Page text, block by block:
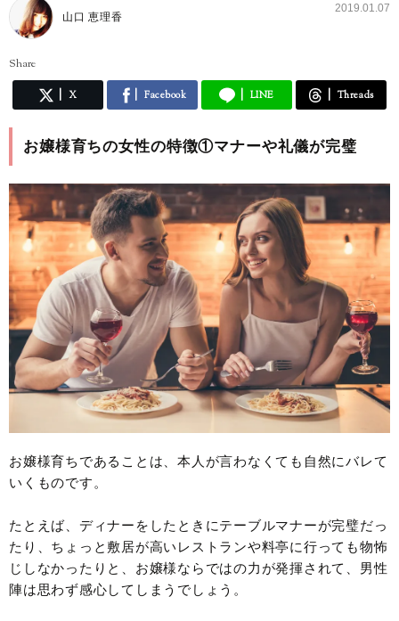
山口 恵理香
2019.01.07
Share
X Facebook LINE Threads
お嬢様育ちの女性の特徴①マナーや礼儀が完璧
お嬢様育ちであることは、本人が言わなくても自然にバレて
いくものです。
たとえば、ディナーをしたときにテーブルマナーが完璧だっ
たり、ちょっと敷居が高いレストランや料亭に行っても物怖
じしなかったりと、お嬢様ならではの力が発揮されて、男性
陣は思わず感心してしまうでしょう。